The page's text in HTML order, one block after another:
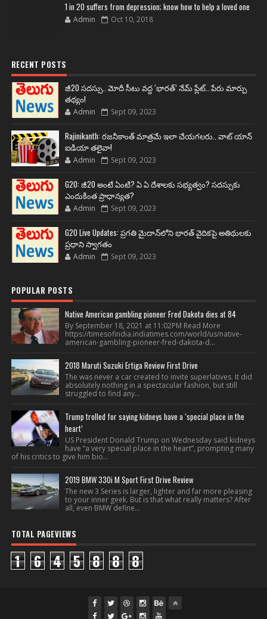
1 in 20 suffers from depression; know how to help a loved one
Admin Oct 10, 2018
RECENT POSTS
జీ20 సదస్సు.. మోదీ సీటు వద్ద ‘భారత్’ నేమ్ ప్లేట్‌.. పేరు మార్పు
తథ్యం!
Admin Sept 09, 2023
Rajinikanth: రజనీకాంత్ మాత్రమే ఇలా చేయగలరు.. వాట్ యాన్
ఐడియా తలైవా!
Admin Sept 09, 2023
G20: జీ20 అంటే ఏంటి? ఏ ఏ దేశాలకు సభ్యత్వం? సదస్సుకు
ఎందుకింత ప్రాధాన్యత?
Admin Sept 09, 2023
G20 Live Updates: ప్రగతి మైదాన్‌లోని భారత్ వైదికపై అతిథులకు
ప్రధాని స్వాగతం
Admin Sept 09, 2023
POPULAR POSTS
Native American gambling pioneer Fred Dakota dies at 84
By September 18, 2021 at 11:02PM Read More
https://timesofindia.indiatimes.com/world/us/native-
american-gambling-pioneer-fred-dakota-d...
2018 Maruti Suzuki Ertiga Review First Drive
The was never a car created to invite superlatives. It did
absolutely nothing in a spectacular fashion, but still
struggled to find any...
Trump trolled for saying kidneys have a ‘special place in the
heart’
US President Donald Trump on Wednesday said kidneys
have “a very special place in the heart”, prompting many
of his critics to give him bio...
2019 BMW 330i M Sport First Drive Review
The new 3 Series is larger, lighter and far more pleasing
to your inner geek. But is that what really matters? After
all, even BMW define...
TOTAL PAGEVIEWS
1 6 4 5 8 8 8